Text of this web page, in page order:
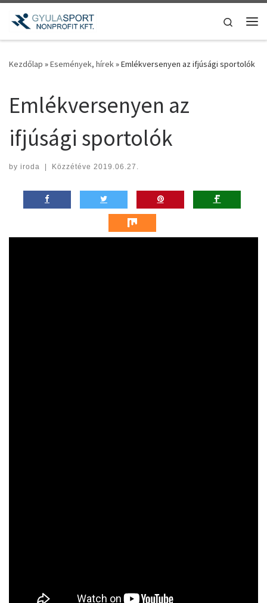
Teljes tartalom megjelenítése
Search
Kezdőlap »Események, hírek»Emlékversenyen az ifjúsági sportolók
Emlékversenyen az
ifjúsági sportolók
by iroda | Közzétéve 2019.06.27.